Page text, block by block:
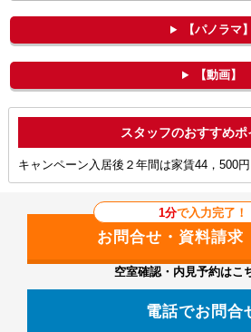
【パノラマ】
【動画】
ポ
キャンペーン入居後２年間は家賃44，500円
1分で入力完了！
空室確認・内見予約はこ
電話でお問合